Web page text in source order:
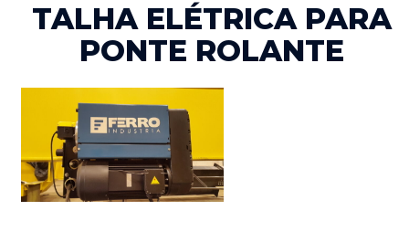
TALHA ELÉTRICA PARA
PONTE ROLANTE